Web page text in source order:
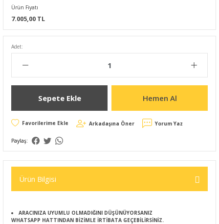
Ürün Fiyatı
7.005,00 TL
Adet:
Sepete Ekle Hemen Al
Arkadaşına Öner Yorum Yaz
Paylaş:
Ürün Bilgisi
ARACINIZA UYUMLU OLMADIĞINI DÜŞÜNÜYORSANIZ
WHATSAPP HATTINDAN BİZİMLE İRTİBATA GEÇEBİLİRSİNİZ.